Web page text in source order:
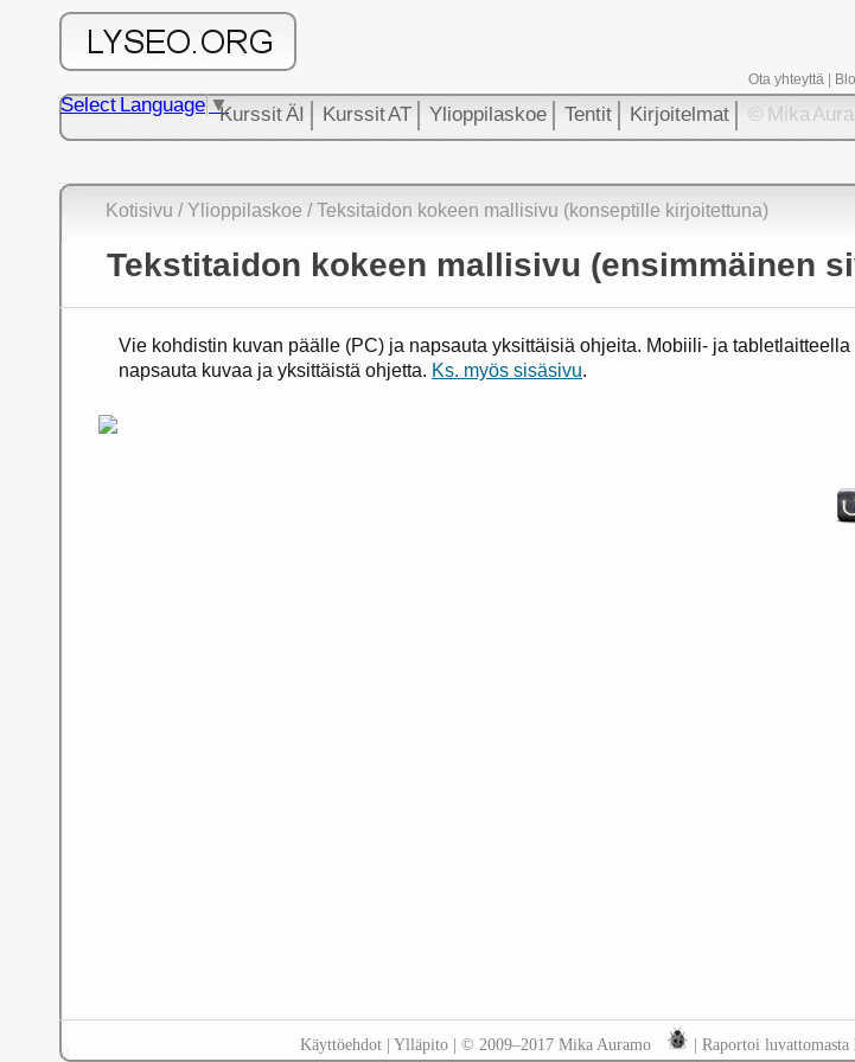
Ota yhteyttä
Kurssit ÄI Kurssit AT Ylioppilaskoe Tentit Kirjoitelmat © Mika
Select Language ▼
Kotisivu /Ylioppilaskoe / Teksitaidon kokeen mallisivu (konseptille kirjoitettuna)
Tekstitaidon kokeen mallisivu (ensimmäinen
Vie kohdistin kuvan päälle (PC) ja napsauta yksittäisiä ohjeita. Mobiili- ja tabletlaitteella
napsauta kuvaa ja yksittäistä ohjetta. Ks. myös sisäsivu.
Käyttöehdot| Ylläpito| © 2009–2017 Mika Auramo | Raportoi luvattomasta